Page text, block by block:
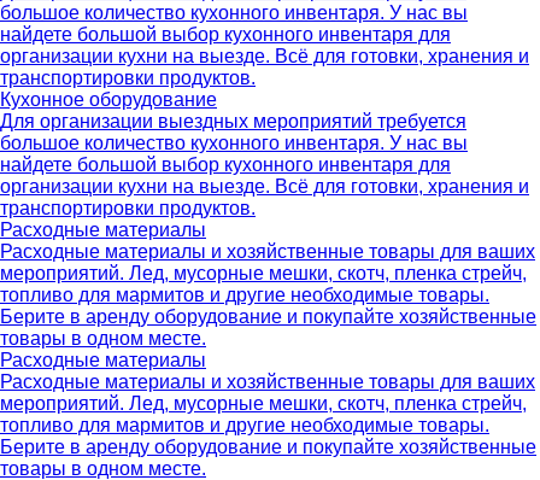
большое количество кухонного инвентаря. У нас вы
найдете большой выбор кухонного инвентаря для
организации кухни на выезде. Всё для готовки, хранения и
транспортировки продуктов.
Кухонное оборудование
Для организации выездных мероприятий требуется
большое количество кухонного инвентаря. У нас вы
найдете большой выбор кухонного инвентаря для
организации кухни на выезде. Всё для готовки, хранения и
транспортировки продуктов.
Расходные материалы
Расходные материалы и хозяйственные товары для ваших
мероприятий. Лед, мусорные мешки, скотч, пленка стрейч,
топливо для мармитов и другие необходимые товары.
Берите в аренду оборудование и покупайте хозяйственные
товары в одном месте.
Расходные материалы
Расходные материалы и хозяйственные товары для ваших
мероприятий. Лед, мусорные мешки, скотч, пленка стрейч,
топливо для мармитов и другие необходимые товары.
Берите в аренду оборудование и покупайте хозяйственные
товары в одном месте.